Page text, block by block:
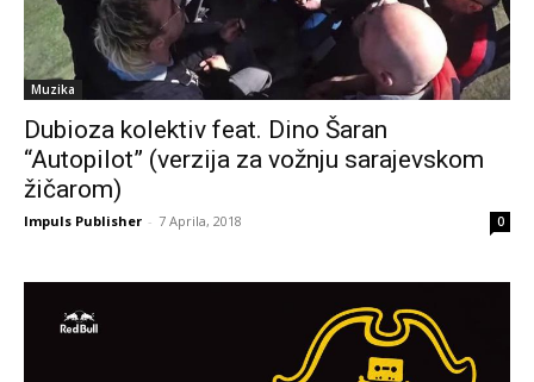
Muzika
Dubioza kolektiv feat. Dino Šaran
“Autopilot” (verzija za vožnju sarajevskom
žičarom)
Impuls Publisher - 7 Aprila, 2018 0